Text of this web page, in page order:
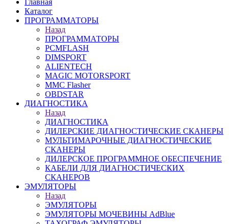
Главная
Каталог
ПРОГРАММАТОРЫ
Назад
ПРОГРАММАТОРЫ
PCMFLASH
DIMSPORT
ALIENTECH
MAGIC MOTORSPORT
MMC Flasher
OBDSTAR
ДИАГНОСТИКА
Назад
ДИАГНОСТИКА
ДИЛЕРСКИЕ ДИАГНОСТИЧЕСКИЕ СКАНЕРЫ
МУЛЬТИМАРОЧНЫЕ ДИАГНОСТИЧЕСКИЕ
СКАНЕРЫ
ДИЛЕРСКОЕ ПРОГРАММНОЕ ОБЕСПЕЧЕНИЕ
КАБЕЛИ ДЛЯ ДИАГНОСТИЧЕСКИХ
СКАНЕРОВ
ЭМУЛЯТОРЫ
Назад
ЭМУЛЯТОРЫ
ЭМУЛЯТОРЫ МОЧЕВИНЫ АdBlue